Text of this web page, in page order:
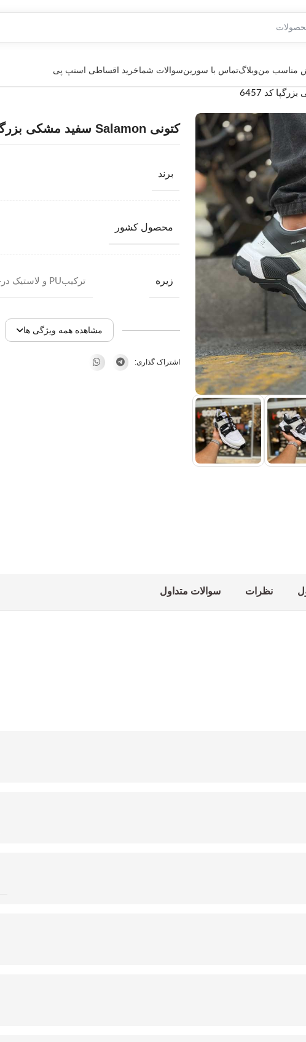
مناسب منوبلاگتماس با سورینسوالات شماخرید اقساطی اسنپ پی
کتونی Salamon سفید مشکی بزرگپا کد 6457
برند
محصول کشور
زیره ترکیبPU و لاستیک درجه یک وارداتی
مشاهده همه ویژگی ها
اشتراک گذاری:
نظرات سوالات متداول